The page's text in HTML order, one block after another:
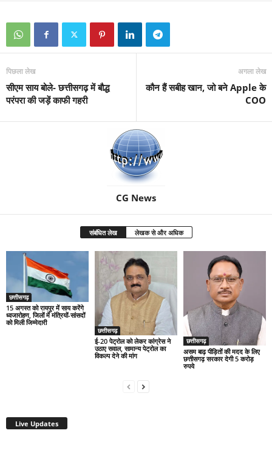
पिछला लेख
सीएम साय बोले- छत्तीसगढ़ में बौद्ध
परंपरा की जड़ें काफी गहरी
अगला लेख
कौन हैं सबीह खान, जो बने Apple के
COO
CG News
संबंधित लेख लेखक से और अधिक
छत्तीसगढ़
15 अगस्त को रायपुर में साय करेंगे
ध्वजारोहण, जिलों में मंत्रियों-सांसदों
को मिली जिम्मेदारी
छत्तीसगढ़
ई-20 पेट्रोल को लेकर कांग्रेस ने
उठाए सवाल, सामान्य पेट्रोल का
विकल्प देने की मांग
छत्तीसगढ़
असम बाढ़ पीड़ितों की मदद के लिए
छत्तीसगढ़ सरकार देगी 5 करोड़
रुपये
Live Updates